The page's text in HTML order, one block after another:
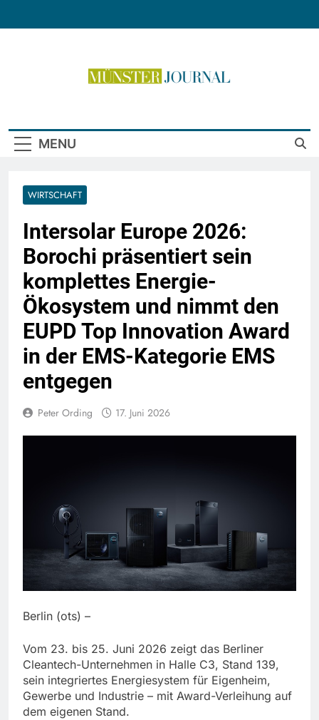
MENU
WIRTSCHAFT
Intersolar Europe 2026:
Borochi präsentiert sein
komplettes Energie-
Ökosystem und nimmt den
EUPD Top Innovation Award
in der EMS-Kategorie EMS
entgegen
Peter Ording 17. Juni 2026
Berlin (ots) –
Vom 23. bis 25. Juni 2026 zeigt das Berliner
Cleantech-Unternehmen in Halle C3, Stand 139,
sein integriertes Energiesystem für Eigenheim,
Gewerbe und Industrie – mit Award-Verleihung auf
dem eigenen Stand.